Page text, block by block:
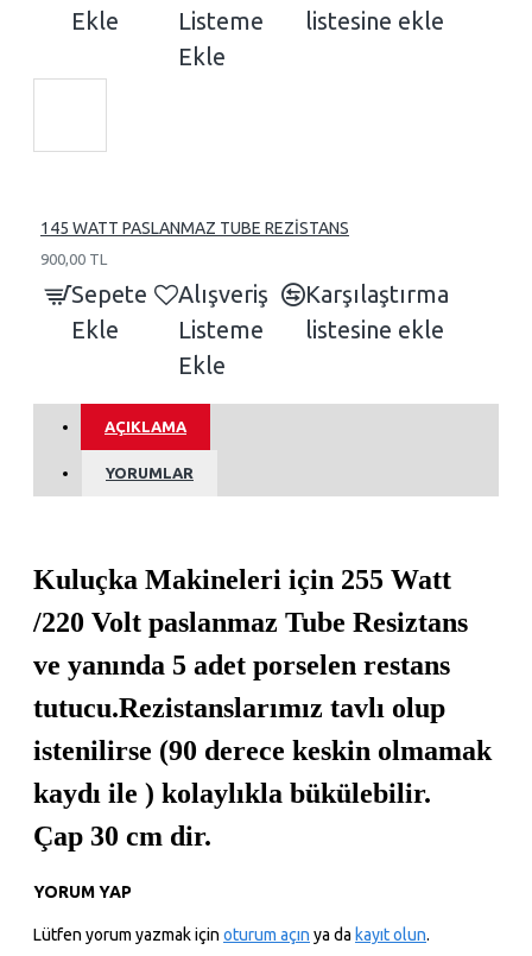
Ekle
Listeme
Ekle
listesine ekle
145 WATT PASLANMAZ TUBE REZİSTANS
900,00 TL
Sepete
Ekle
Alışveriş
Listeme
Ekle
Karşılaştırma
listesine ekle
AÇIKLAMA
YORUMLAR
Kuluçka Makineleri için 255 Watt
/220 Volt paslanmaz Tube Resiztans
ve yanında 5 adet porselen restans
tutucu.Rezistanslarımız tavlı olup
istenilirse (90 derece keskin olmamak
kaydı ile ) kolaylıkla bükülebilir.
Çap 30 cm dir.
YORUM YAP
Lütfen yorum yazmak için oturum açın ya da kayıt olun.